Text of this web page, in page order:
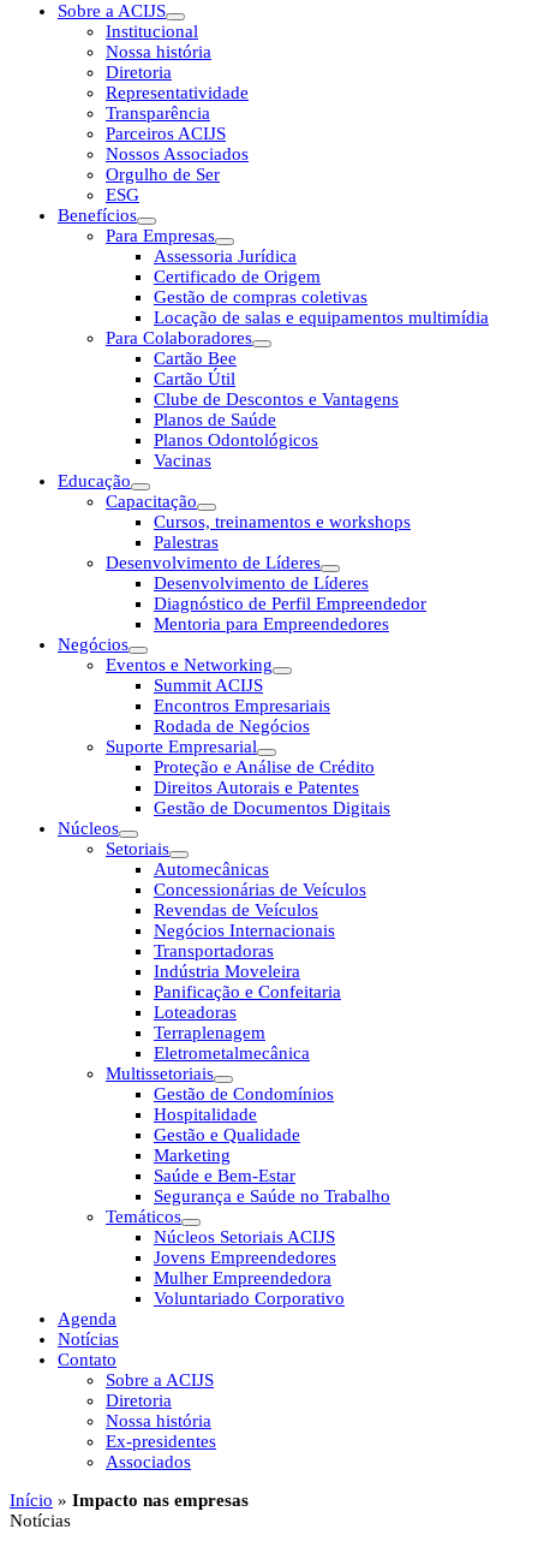
Sobre a ACIJS
Institucional
Nossa história
Diretoria
Representatividade
Transparência
Parceiros ACIJS
Nossos Associados
Orgulho de Ser
ESG
Benefícios
Para Empresas
Assessoria Jurídica
Certificado de Origem
Gestão de compras coletivas
Locação de salas e equipamentos multimídia
Para Colaboradores
Cartão Bee
Cartão Útil
Clube de Descontos e Vantagens
Planos de Saúde
Planos Odontológicos
Vacinas
Educação
Capacitação
Cursos, treinamentos e workshops
Palestras
Desenvolvimento de Líderes
Desenvolvimento de Líderes
Diagnóstico de Perfil Empreendedor
Mentoria para Empreendedores
Negócios
Eventos e Networking
Summit ACIJS
Encontros Empresariais
Rodada de Negócios
Suporte Empresarial
Proteção e Análise de Crédito
Direitos Autorais e Patentes
Gestão de Documentos Digitais
Núcleos
Setoriais
Automecânicas
Concessionárias de Veículos
Revendas de Veículos
Negócios Internacionais
Transportadoras
Indústria Moveleira
Panificação e Confeitaria
Loteadoras
Terraplenagem
Eletrometalmecânica
Multissetoriais
Gestão de Condomínios
Hospitalidade
Gestão e Qualidade
Marketing
Saúde e Bem-Estar
Segurança e Saúde no Trabalho
Temáticos
Núcleos Setoriais ACIJS
Jovens Empreendedores
Mulher Empreendedora
Voluntariado Corporativo
Agenda
Notícias
Contato
Sobre a ACIJS
Diretoria
Nossa história
Ex-presidentes
Associados
Início » Impacto nas empresas
Notícias